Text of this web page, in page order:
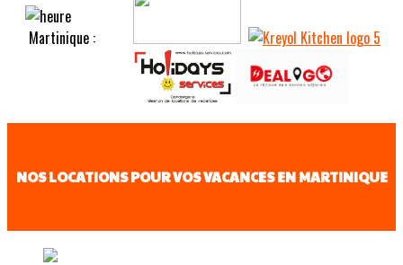
Martinique :
NOS LOCATIONS POUR VOS VACANCES EN MARTINIQUE